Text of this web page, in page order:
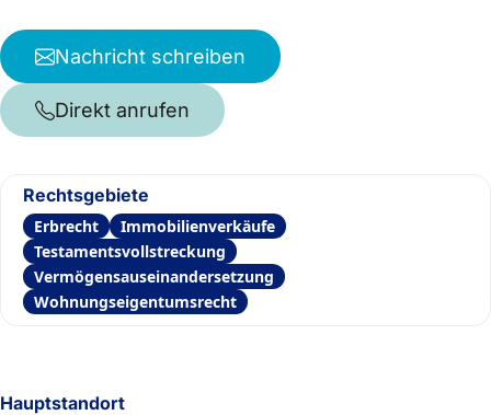
Hauptstandort
Nachricht schreiben
Direkt anrufen
Rechtsgebiete
Erbrecht
Immobilienverkäufe
Testamentsvollstreckung
Vermögensauseinandersetzung
Wohnungseigentumsrecht